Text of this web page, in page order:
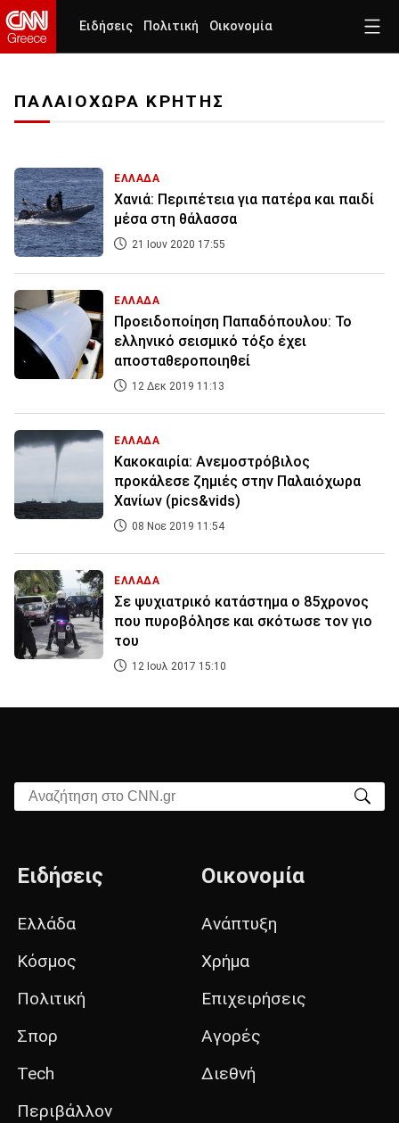
Ειδήσεις Πολιτική Οικονομία
ΠΑΛΑΙΟΧΩΡΑ ΚΡΗΤΗΣ
ΕΛΛΑΔΑ
Χανιά: Περιπέτεια για πατέρα και παιδί
μέσα στη θάλασσα
21 Ιουν 2020 17:55
ΕΛΛΑΔΑ
Προειδοποίηση Παπαδόπουλου: Το
ελληνικό σεισμικό τόξο έχει
αποσταθεροποιηθεί
12 Δεκ 2019 11:13
ΕΛΛΑΔΑ
Κακοκαιρία: Ανεμοστρόβιλος
προκάλεσε ζημιές στην Παλαιόχωρα
Χανίων (pics&vids)
08 Νοε 2019 11:54
ΕΛΛΑΔΑ
Σε ψυχιατρικό κατάστημα ο 85χρονος
που πυροβόλησε και σκότωσε τον γιο
του
12 Ιουλ 2017 15:10
Αναζήτηση στο CNN.gr
Ειδήσεις
Ελλάδα
Κόσμος
Πολιτική
Σπορ
Tech
Περιβάλλον
Οικονομία
Ανάπτυξη
Χρήμα
Επιχειρήσεις
Αγορές
Διεθνή